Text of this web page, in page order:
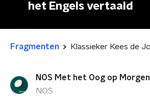
het Engels vertaald
Fragmenten
NOS Met het Oog op Morgen
NOS